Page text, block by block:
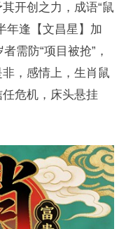
开创之力，成语“鼠
年逢【文昌星】加
需防“项目被抢”，
，感情上，生肖鼠
危机，床头悬挂